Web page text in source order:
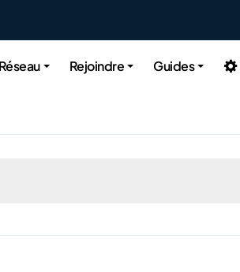
Réseau Rejoindre Guides